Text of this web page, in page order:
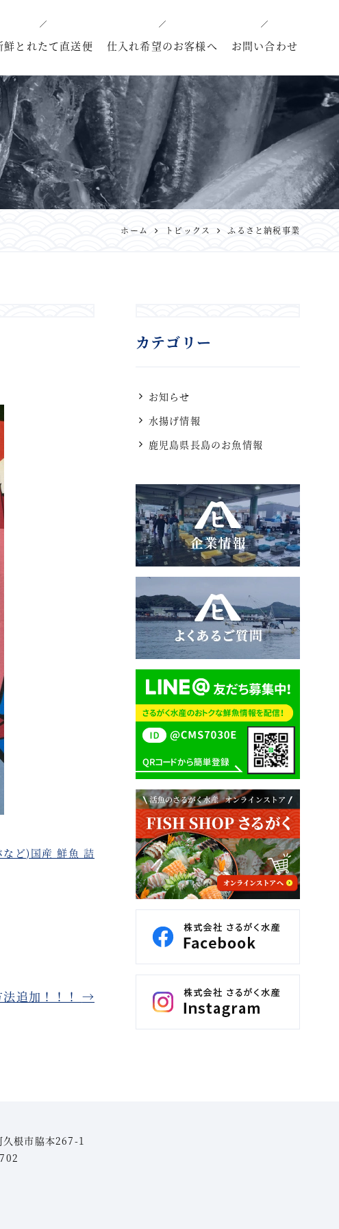
鮮とれたて直送便 仕入れ希望のお客様へ お問い合わせ
ホーム トピックス ふるさと納税事業
など)国産 鮮魚 詰
追加！！！ →
カテゴリー
お知らせ
水揚げ情報
鹿児島県長島のお魚情報
根市脇本267-1